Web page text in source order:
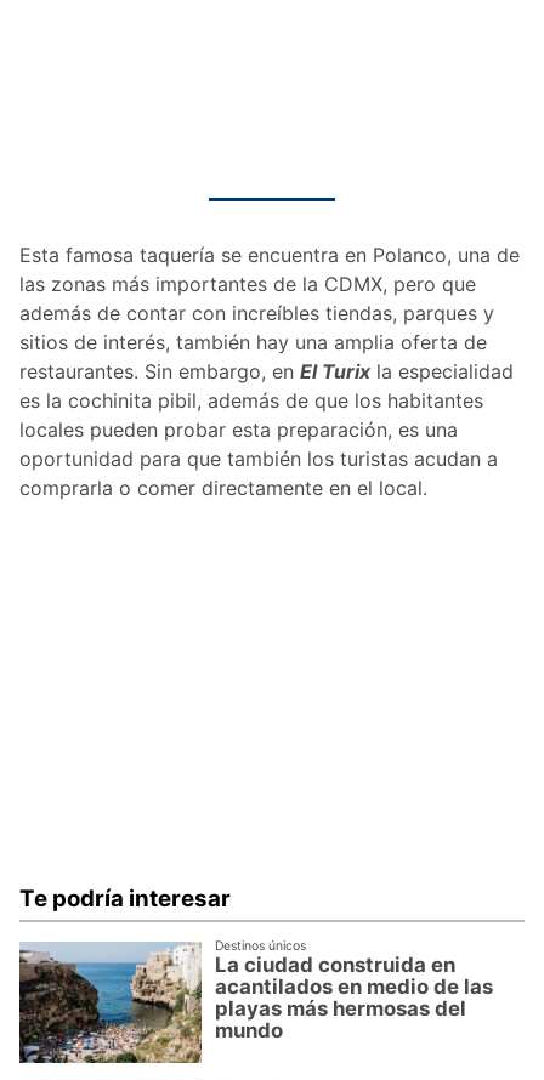
Esta famosa taquería se encuentra en Polanco, una de
las zonas más importantes de la CDMX, pero que
además de contar con increíbles tiendas, parques y
sitios de interés, también hay una amplia oferta de
restaurantes. Sin embargo, en El Turix la especialidad
es la cochinita pibil, además de que los habitantes
locales pueden probar esta preparación, es una
oportunidad para que también los turistas acudan a
comprarla o comer directamente en el local.
Te podría interesar
Destinos únicos
La ciudad construida en
acantilados en medio de las
playas más hermosas del
mundo